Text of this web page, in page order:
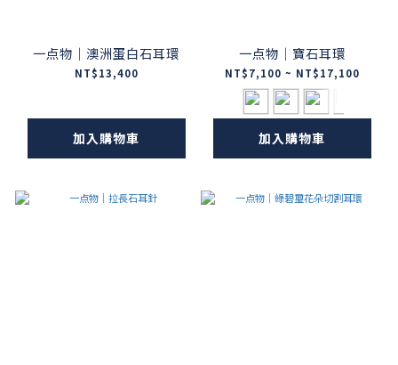
一点物｜澳洲蛋白石耳環
NT$13,400
加入購物車
一点物｜寶石耳環
NT$7,100 ~ NT$17,100
加入購物車